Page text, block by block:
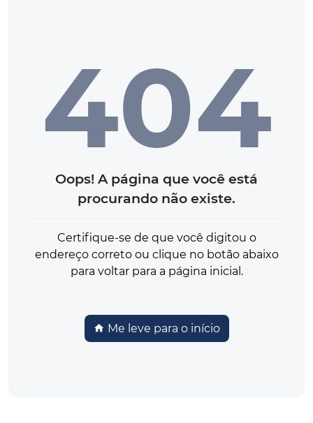
404
Oops! A página que você está
procurando não existe.
Certifique-se de que você digitou o
endereço correto ou clique no botão abaixo
para voltar para a página inicial.
Me leve para o início